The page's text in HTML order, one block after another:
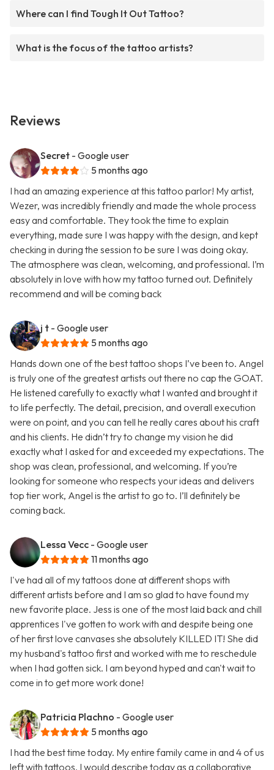
Where can I find Tough It Out Tattoo?
What is the focus of the tattoo artists?
Reviews
Secret - Google user
5 months ago
I had an amazing experience at this tattoo parlor! My artist,
Wezer, was incredibly friendly and made the whole process
easy and comfortable. They took the time to explain
everything, made sure I was happy with the design, and kept
checking in during the session to be sure I was doing okay.
The atmosphere was clean, welcoming, and professional. I’m
absolutely in love with how my tattoo turned out. Definitely
recommend and will be coming back
j t - Google user
5 months ago
Hands down one of the best tattoo shops I’ve been to. Angel
is truly one of the greatest artists out there no cap the GOAT.
He listened carefully to exactly what I wanted and brought it
to life perfectly. The detail, precision, and overall execution
were on point, and you can tell he really cares about his craft
and his clients. He didn’t try to change my vision he did
exactly what I asked for and exceeded my expectations. The
shop was clean, professional, and welcoming. If you’re
looking for someone who respects your ideas and delivers
top tier work, Angel is the artist to go to. I’ll definitely be
coming back.
Lessa Vecc - Google user
11 months ago
I've had all of my tattoos done at different shops with
different artists before and I am so glad to have found my
new favorite place. Jess is one of the most laid back and chill
apprentices I've gotten to work with and despite being one
of her first love canvases she absolutely KILLED IT! She did
my husband's tattoo first and worked with me to reschedule
when I had gotten sick. I am beyond hyped and can't wait to
come in to get more work done!
Patricia Plachno - Google user
5 months ago
I had the best time today. My entire family came in and 4 of us
left with tattoos. I would describe today as a collaborative